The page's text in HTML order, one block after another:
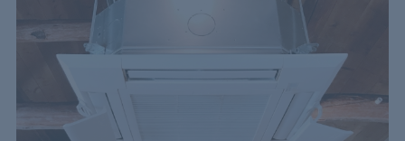
天吊りエアコンの掃除【オススメ頻度】
5.1 法定点検も忘れずに！
天吊りエアコンは内部までの掃除がおすすめ！【業者
を利用するメリット】
7
天吊りエアコンの掃除！業者依頼がオススメなケース